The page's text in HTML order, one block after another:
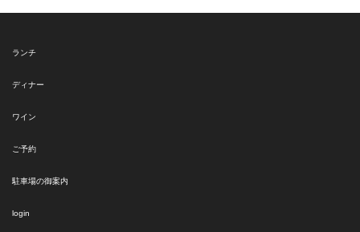
ランチ
ディナー
ワイン
ご予約
駐車場の御案内
login